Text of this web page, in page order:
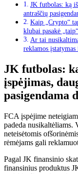
JK futbolas: ką
antraščių
Kaip „Crypto“
klubai pasakė „taip“.
Ar tai
reklamos įstatymas
JK futbolas:
įspėjimas,
pasigendama
FCA įspėjime
padeda nusikaltėliams.
neteisėtomis
rėmėjams gali
Pagal JK finansinio
finansinius produktus